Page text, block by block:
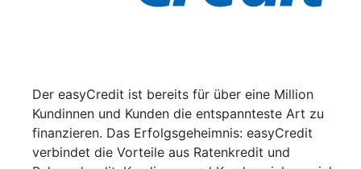
Der easyCredit ist bereits für über eine Million
Kundinnen und Kunden die entspannteste Art zu
finanzieren. Das Erfolgsgeheimnis: easyCredit
verbindet die Vorteile aus Ratenkredit und